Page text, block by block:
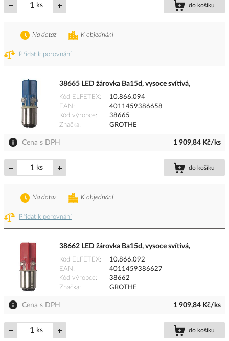
ks do košíku
Přidat k porovnání
K objednání
Na dotaz
38665 LED žárovka Ba15d, vysoce svítivá,
Kód ELFETEX
10.866.094
EAN
4011459386658
Kód výrobce
38665
Značka
GROTHE
Cena s DPH 1 909,84 Kč/ks
ks do košíku
Přidat k porovnání
K objednání
Na dotaz
38662 LED žárovka Ba15d, vysoce svítivá,
Kód ELFETEX
10.866.092
EAN
4011459386627
Kód výrobce
38662
Značka
GROTHE
Cena s DPH 1 909,84 Kč/ks
ks do košíku